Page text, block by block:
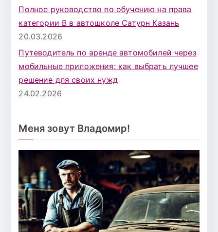
Полное руководство по обучению на права
категории B в автошколе Сатурн Казань
20.03.2026
Путеводитель по аренде автомобилей через
мобильные приложения: как выбрать лучшее
решение для своих нужд
24.02.2026
Меня зовут Владомир!